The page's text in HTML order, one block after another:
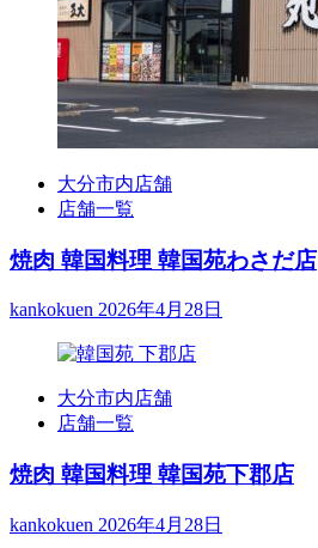
大分市内店舗
店舗一覧
焼肉 韓国料理 韓国苑わさだ店
kankokuen 2026年4月28日
大分市内店舗
店舗一覧
焼肉 韓国料理 韓国苑下郡店
kankokuen 2026年4月28日